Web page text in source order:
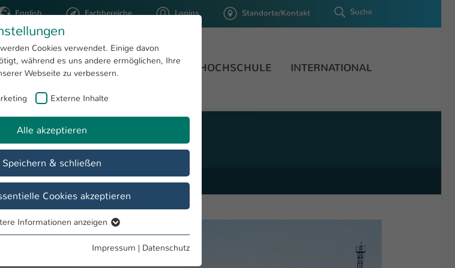
English Fachbereiche Logins Standorte/Kontakt Suche
STUDIUM FORSCHUNG HOCHSCHULE INTERNATIONAL
Cookies verwendet. Einige davon
während es uns andere ermöglichen, Ihre
Webseite zu verbessern.
Externe Inhalte
Alle akzeptieren
Speichern & schließen
Cookies akzeptieren
für grundlegende Funktionen der
Informationen anzeigen
Impressum | Datenschutz